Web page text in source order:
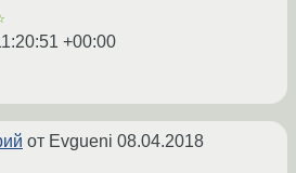
+00:00
от Evgueni 08.04.2018